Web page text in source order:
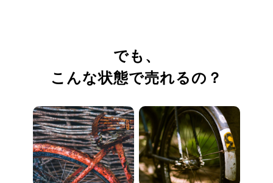
でも、
こんな状態で売れるの？